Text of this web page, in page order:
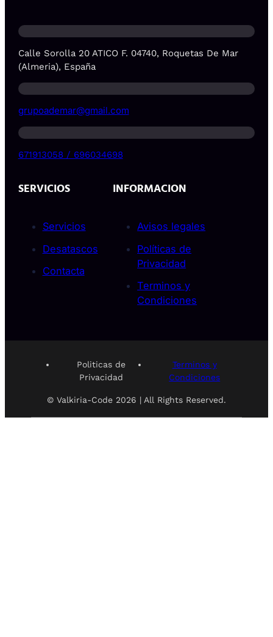
Calle Sorolla 20 ATICO F. 04740, Roquetas De Mar
(Almeria), España
grupoademar@gmail.com
671913058 / 696034698
SERVICIOS
Servicios
Desatascos
Contacta
INFORMACION
Avisos legales
Políticas de
Privacidad
Terminos y
Condiciones
© Valkiria-Code 2026 | All Rights Reserved.
Politicas de
Privacidad
Terminos y
Condiciones